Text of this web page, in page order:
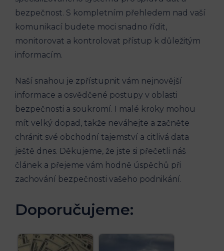
bezpečnost. S kompletním přehledem nad vaší
komunikací budete moci snadno řídit,
monitorovat a kontrolovat přístup k důležitým
informacím.
Naší snahou je zpřístupnit vám nejnovější
informace a osvědčené postupy v oblasti
bezpečnosti a soukromí. I malé kroky mohou
mít velký dopad, takže neváhejte a začněte
chránit své obchodní tajemství a citlivá data
ještě dnes. Děkujeme, že jste si přečetli náš
článek a přejeme vám hodně úspěchů při
zachování bezpečnosti vašeho podnikání.
Doporučujeme: